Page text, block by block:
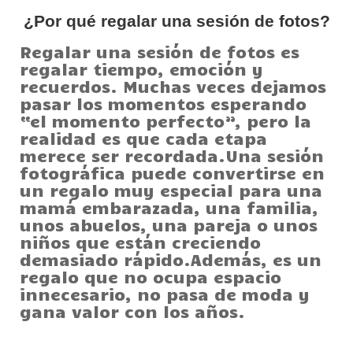
¿Por qué regalar una sesión de fotos?
Regalar una sesión de fotos es
regalar tiempo, emoción y
recuerdos. Muchas veces dejamos
pasar los momentos esperando
“el momento perfecto”, pero la
realidad es que cada etapa
merece ser recordada.Una sesión
fotográfica puede convertirse en
un regalo muy especial para una
mamá embarazada, una familia,
unos abuelos, una pareja o unos
niños que están creciendo
demasiado rápido.Además, es un
regalo que no ocupa espacio
innecesario, no pasa de moda y
gana valor con los años.